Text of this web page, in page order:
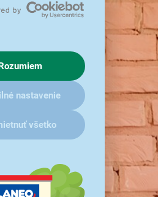
nastavenie
všetko